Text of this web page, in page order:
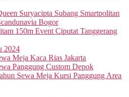
Suryacipta Subang Smartpolitan
Bogor
150m Event Ciputat Tanggerang
2024
Meja Kaca Rias Jakarta
Panggung Custom Depok
Sewa Meja Kursi Panggung Area